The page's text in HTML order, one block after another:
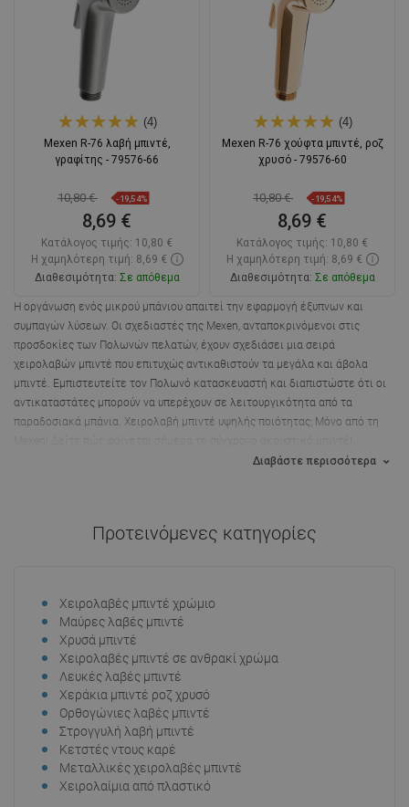
favorite_border Αγαπημένα
Σύγκριση favorite_border Αγαπημένα
Σύγκριση
(4)
Mexen R-76 λαβή μπιντέ,
γραφίτης - 79576-66
10,80 € -19,54%
8,69 €
Κατάλογος τιμής: 10,80 €
Η χαμηλότερη τιμή: 8,69 €
Διαθεσιμότητα: Σε απόθεμα
Στο καλάθι
favorite_border Αγαπημένα
Σύγκριση
(4)
Mexen R-76 χούφτα μπιντέ, ροζ
χρυσό - 79576-60
10,80 € -19,54%
8,69 €
Κατάλογος τιμής: 10,80 €
Η χαμηλότερη τιμή: 8,69 €
Διαθεσιμότητα: Σε απόθεμα
Στο καλάθι
favorite_border Αγαπημένα
Σύγκριση
Η οργάνωση ενός μικρού μπάνιου απαιτεί την εφαρμογή έξυπνων και
συμπαγών λύσεων. Οι σχεδιαστές της Mexen, ανταποκρινόμενοι στις
προσδοκίες των Πολωνών πελατών, έχουν σχεδιάσει μια σειρά
χειρολαβών μπιντέ που επιτυχώς αντικαθιστούν τα μεγάλα και άβολα
μπιντέ. Εμπιστευτείτε τον Πολωνό κατασκευαστή και διαπιστώστε ότι οι
αντικαταστάτες μπορούν να υπερέχουν σε λειτουργικότητα από τα
παραδοσιακά μπάνια. Χειρολαβή μπιντέ υψηλής ποιότητας; Μόνο από τη
Διαβάστε περισσότερα
Προτεινόμενες κατηγορίες
Χειρολαβές μπιντέ χρώμιο
Μαύρες λαβές μπιντέ
Χρυσά μπιντέ
Χειρολαβές μπιντέ σε ανθρακί χρώμα
Λευκές λαβές μπιντέ
Χεράκια μπιντέ ροζ χρυσό
Ορθογώνιες λαβές μπιντέ
Στρογγυλή λαβή μπιντέ
Κετστές ντους καρέ
Μεταλλικές χειρολαβές μπιντέ
Χειρολαίμια από πλαστικό